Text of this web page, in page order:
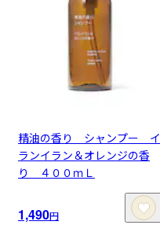
精油の香り シャンプー イ
ランイラン＆オレンジの香
り ４００ｍＬ
1,490円